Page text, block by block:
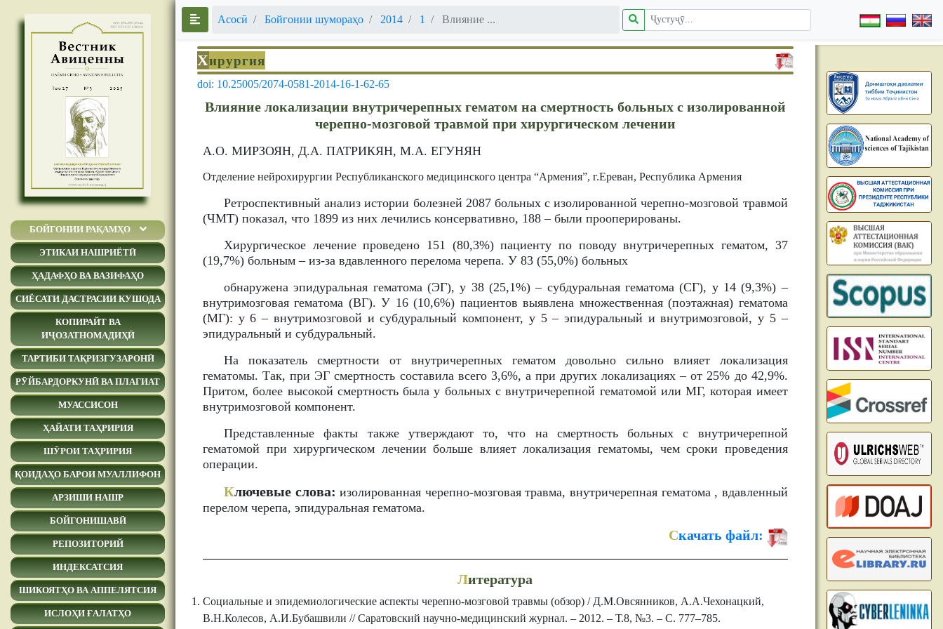
БОЙГОНИИ РАҚАМҲО
ЭТИКАИ НАШРИЁТӢ
ҲАДАФҲО ВА ВАЗИФАҲО
СИЁСАТИ ДАСТРАСИИ КУШОДА
КОПИРАЙТ ВА
ИҶОЗАТНОМАДИҲӢ
ТАРТИБИ ТАҚРИЗГУЗАРОНӢ
РӮЙБАРДОРКУНӢ ВА ПЛАГИАТ
МУАССИСОН
ҲАЙАТИ ТАҲРИРИЯ
ШӮРОИ ТАҲРИРИЯ
ҚОИДАҲО БАРОИ МУАЛЛИФОН
АРЗИШИ НАШР
БОЙГОНИШАВӢ
РЕПОЗИТОРИЙ
ИНДЕКСАТСИЯ
ШИКОЯТҲО ВА АППЕЛЯТСИЯ
ИСЛОҲИ ҒАЛАТҲО
Асосӣ Бойгонии шумораҳо 2014 1 Влияние ...
Хирургия
doi: 10.25005/2074-0581-2014-16-1-62-65
Влияние локализации внутричерепных гематом на смертность больных с изолированной
черепно-мозговой травмой при хирургическом лечении
А.О. МИРЗОЯН, Д.А. ПАТРИКЯН, М.А. ЕГУНЯН
Отделение нейрохирургии Республиканского медицинского центра “Армения”, г.Ереван, Республика Армения
Ретроспективный анализ истории болезней 2087 больных с изолированной черепно-мозговой травмой
(ЧМТ) показал, что 1899 из них лечились консервативно, 188 – были прооперированы.
Хирургическое лечение проведено 151 (80,3%) пациенту по поводу внутричерепных гематом, 37
(19,7%) больным – из-за вдавленного перелома черепа. У 83 (55,0%) больных
обнаружена эпидуральная гематома (ЭГ), у 38 (25,1%) – субдуральная гематома (СГ), у 14 (9,3%) –
внутримозговая гематома (ВГ). У 16 (10,6%) пациентов выявлена множественная (поэтажная) гематома
(МГ): у 6 – внутримозговой и субдуральный компонент, у 5 – эпидуральный и внутримозговой, у 5 –
эпидуральный и субдуральный.
На показатель смертности от внутричерепных гематом довольно сильно влияет локализация
гематомы. Так, при ЭГ смертность составила всего 3,6%, а при других локализациях – от 25% до 42,9%.
Притом, более высокой смертность была у больных с внутричерепной гематомой или МГ, которая имеет
внутримозговой компонент.
Представленные факты также утверждают то, что на смертность больных с внутричерепной
гематомой при хирургическом лечении больше влияет локализация гематомы, чем сроки проведения
операции.
Ключевые слова: изолированная черепно-мозговая травма, внутричерепная гематома , вдавленный
перелом черепа, эпидуральная гематома.
Скачать файл:
Литература
Социальные и эпидемиологические аспекты черепно-мозговой травмы (обзор) / Д.М.Овсянников, А.А.Чехонацкий,
В.Н.Колесов, А.И.Бубашвили // Саратовский научно-медицинский журнал. – 2012. – Т.8, №3. – С. 777–785.